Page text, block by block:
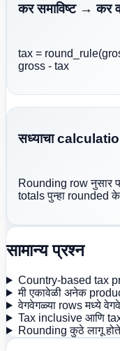
कर समाविष्ट → कर
tax =
gross - tax
सध्याचा
Rounding row नुसार
totals पुन्हा rounded
सामान्य प्रश्न
Country-based tax
मी एकावेळी अनेक
वेगवेगळ्या rows मध्ये
Tax inclusive आणि
Rounding कुठे लागू